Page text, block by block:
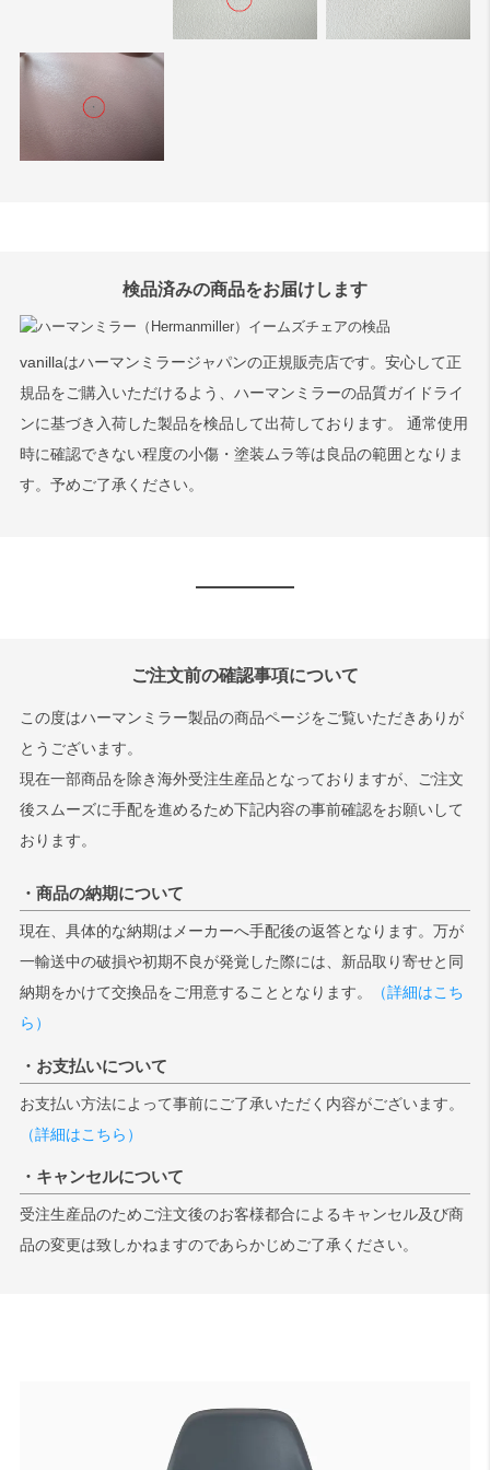
検品済みの商品をお届けします
vanillaはハーマンミラージャパンの正規販売店です。安心して正
規品をご購入いただけるよう、ハーマンミラーの品質ガイドライ
ンに基づき入荷した製品を検品して出荷しております。 通常使用
時に確認できない程度の小傷・塗装ムラ等は良品の範囲となりま
す。予めご了承ください。
ご注文前の確認事項について
この度はハーマンミラー製品の商品ページをご覧いただきありが
とうございます。
現在一部商品を除き海外受注生産品となっておりますが、ご注文
後スムーズに手配を進めるため下記内容の事前確認をお願いして
おります。
・商品の納期について
現在、具体的な納期はメーカーへ手配後の返答となります。万が
一輸送中の破損や初期不良が発覚した際には、新品取り寄せと同
納期をかけて交換品をご用意することとなります。
（詳細はこち
ら）
・お支払いについて
お支払い方法によって事前にご了承いただく内容がございます。
（詳細はこちら）
・キャンセルについて
受注生産品のためご注文後のお客様都合によるキャンセル及び商
品の変更は致しかねますのであらかじめご了承ください。